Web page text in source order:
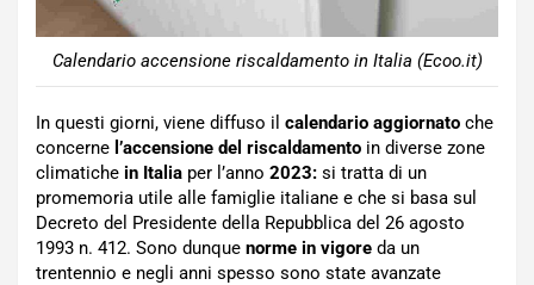
Calendario accensione riscaldamento in Italia (Ecoo.it)
In questi giorni, viene diffuso il calendario aggiornato che
concerne l’accensione del riscaldamento in diverse zone
climatiche in Italia per l’anno 2023: si tratta di un
promemoria utile alle famiglie italiane e che si basa sul
Decreto del Presidente della Repubblica del 26 agosto
1993 n. 412. Sono dunque norme in vigore da un
trentennio e negli anni spesso sono state avanzate